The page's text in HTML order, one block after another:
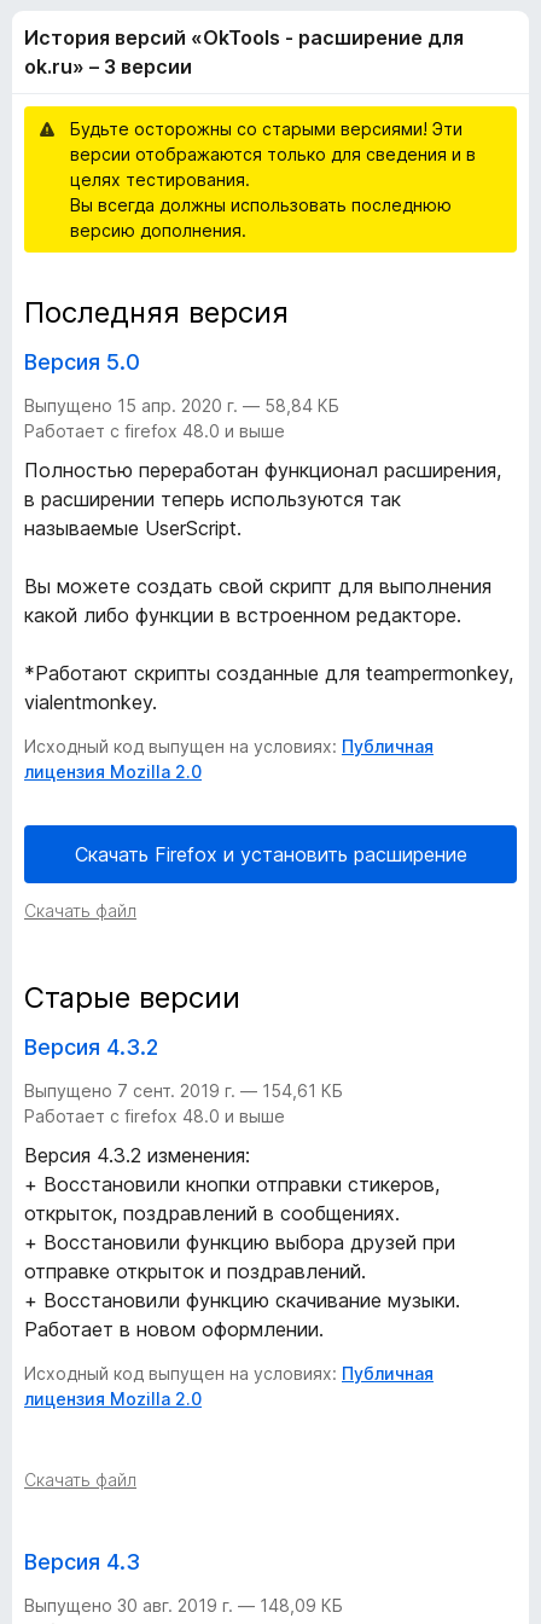
е
а
F
i
r
f
x
в
е
р
с
и
й
«
O
k
T
o
o
l
s
-
а
с
ш
и
р
е
н
и
е
л
1
и
5
История версий «OkTools - расширение для
ok.ru» – 3 версии
Будьте осторожны со старыми версиями! Эти
версии отображаются только для сведения и в
целях тестирования.
Вы всегда должны использовать последнюю
версию дополнения.
Последняя версия
Версия 5.0
Выпущено 15 апр. 2020 г. — 58,84 КБ
Работает с firefox 48.0 и выше
Полностью переработан функционал расширения,
в расширении теперь используются так
называемые UserScript.
Вы можете создать свой скрипт для выполнения
какой либо функции в встроенном редакторе.
*Работают скрипты созданные для teampermonkey,
vialentmonkey.
Исходный код выпущен на условиях: Публичная
лицензия Mozilla 2.0
Скачать Firefox и установить расширение
Скачать файл
Старые версии
Версия 4.3.2
Выпущено 7 сент. 2019 г. — 154,61 КБ
Работает с firefox 48.0 и выше
Версия 4.3.2 изменения:
+ Восстановили кнопки отправки стикеров,
открыток, поздравлений в сообщениях.
+ Восстановили функцию выбора друзей при
отправке открыток и поздравлений.
+ Восстановили функцию скачивание музыки.
Работает в новом оформлении.
Исходный код выпущен на условиях: Публичная
лицензия Mozilla 2.0
Скачать файл
Версия 4.3
Выпущено 30 авг. 2019 г. — 148,09 КБ